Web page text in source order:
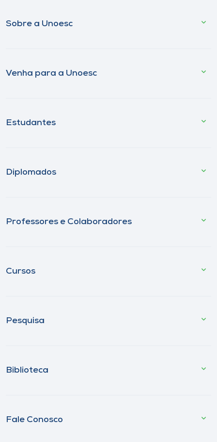
Sobre a Unoesc
Venha para a Unoesc
Estudantes
Diplomados
Professores e Colaboradores
Cursos
Pesquisa
Biblioteca
Fale Conosco